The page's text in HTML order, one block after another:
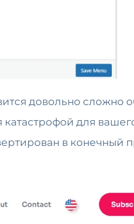
довольно сложно
катастрофой для
в конечный